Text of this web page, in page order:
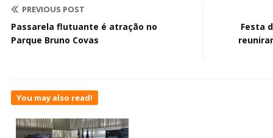
PREVIOUS POST
Passarela flutuante é atração no
Parque Bruno Covas
Festa
You may also read!